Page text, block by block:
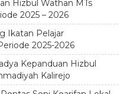
Hizbul Wathan MTs
2025 – 2026
Ikatan Pelajar
2025-2026
Kepanduan Hizbul
Kalirejo